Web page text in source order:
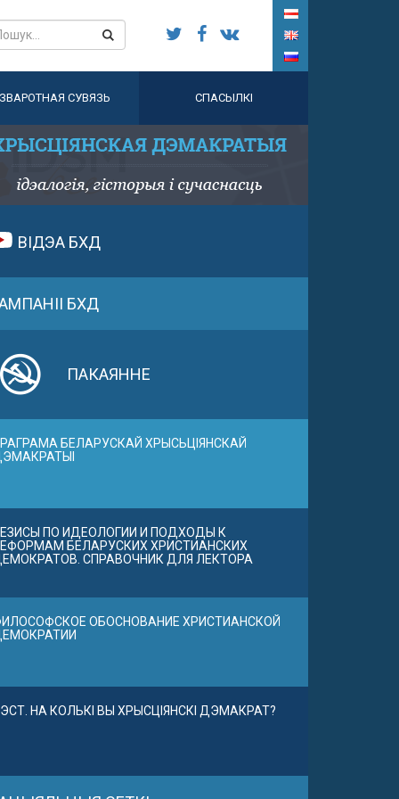
ЗВАРОТНАЯ СУВЯЗЬ СПАСЫЛКІ
ВІДЭА БХД
БХД
ПАКАЯННЕ
БЕЛАРУСКАЙ ХРЫСЬЦІЯНСКАЙ
ПО ИДЕОЛОГИИ И ПОДХОДЫ К
БЕЛАРУСКИХ ХРИСТИАНСКИХ
СПРАВОЧНИК ДЛЯ ЛЕКТОРА
ОБОСНОВАНИЕ ХРИСТИАНСКОЙ
НА КОЛЬКІ ВЫ ХРЫСЦІЯНСКІ ДЭМАКРАТ?